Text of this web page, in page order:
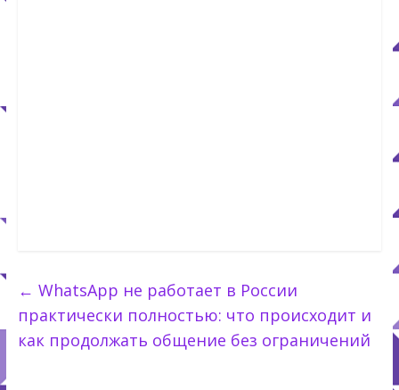
← WhatsApp не работает в России
практически полностью: что происходит и
как продолжать общение без ограничений